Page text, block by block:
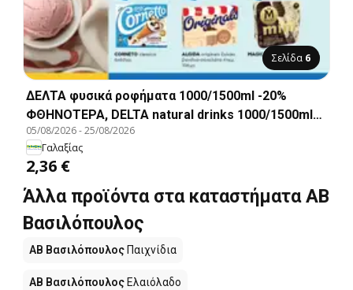
Σελίδα 6
ΔΕΛΤΑ φυσικά ροφήματα 1000/1500ml -20%
ΦΘΗΝΟΤΕΡΑ, DELTA natural drinks 1000/1500ml
-20% CHEAPER
05/08/2026-25/08/2026
Γαλαξίας
2,36 €
Άλλα προϊόντα στα καταστήματα ΑΒ
Βασιλόπουλος
ΑΒ Βασιλόπουλος Παιχνίδια
ΑΒ Βασιλόπουλος Ελαιόλαδο